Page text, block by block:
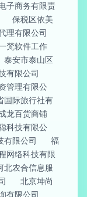
子商务有限责
保税区依美
理有限公司
梵软件工作
泰安市泰山区
有限公司
管理有限公
国际旅行社有
龙百货商铺
科技有限公
有限公司
福
网络科技有限
北农合信息服
北京坤尚
有限公司